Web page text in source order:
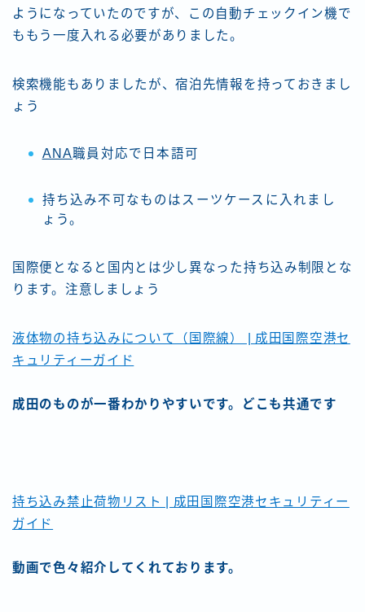
ようになっていたのですが、この自動チェックイン機で
ももう一度入れる必要がありました。
検索機能もありましたが、宿泊先情報を持っておきまし
ょう
ANA職員対応で日本語可
持ち込み不可なものはスーツケースに入れまし
ょう。
国際便となると国内とは少し異なった持ち込み制限とな
ります。注意しましょう
液体物の持ち込みについて（国際線） | 成田国際空港セ
キュリティーガイド
成田のものが一番わかりやすいです。どこも共通です
持ち込み禁止荷物リスト | 成田国際空港セキュリティー
ガイド
動画で色々紹介してくれております。